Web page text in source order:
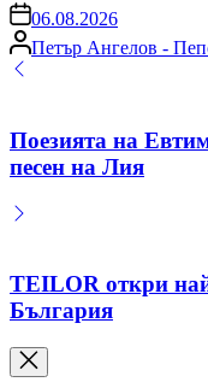
on06.08.2026
Posted
by
Петър Ангелов -
Поезията на
песен на Лия
TEILOR откри
България